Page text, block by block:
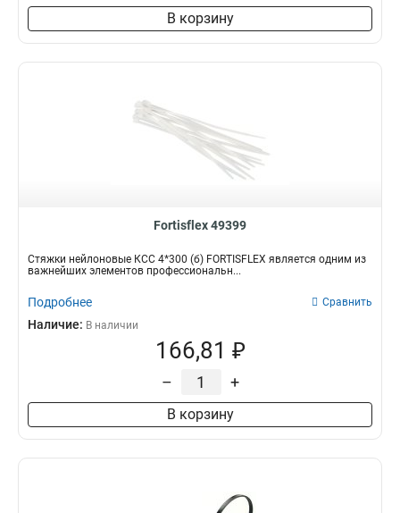
В корзину
Fortisflex 49399
Стяжки нейлоновые КСС 4*300 (б) FORTISFLEX является одним из
важнейших элементов профессиональн...
Подробнее Сравнить
Наличие: В наличии
166,81 ₽
– +
В корзину